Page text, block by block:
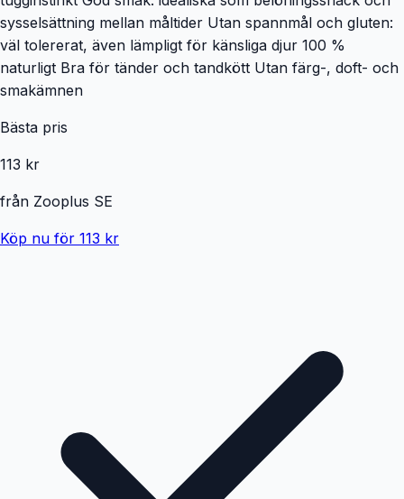
sysselsättning mellan måltider Utan spannmål och gluten:
väl tolererat, även lämpligt för känsliga djur 100 %
naturligt Bra för tänder och tandkött Utan färg-, doft- och
smakämnen
Bästa pris
113 kr
från Zooplus SE
Köp nu för 113 kr